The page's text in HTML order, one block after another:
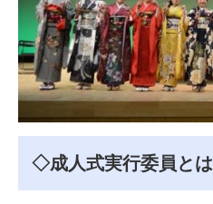
◇成人式実行委員とは